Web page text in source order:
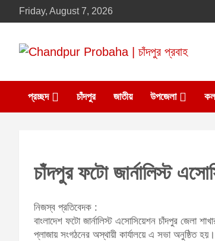
to
Friday, August 7, 2026
Chandpur
চাঁদপুর প্রবাহ
প্রচ্ছদ চাঁদপুর জাতীয় উপজেলা
চাঁদপুর ফটো জার্নালিস্ট
নিজস্ব প্রতিবেদক :
বাংলাদেশ ফটো জার্নালিস্ট এসোসিয়েশন চাঁদপুর জেলা
প্লাজায় সংগঠনের অস্থায়ী কার্যালয়ে এ সভা অনুষ্ঠিত হয়।